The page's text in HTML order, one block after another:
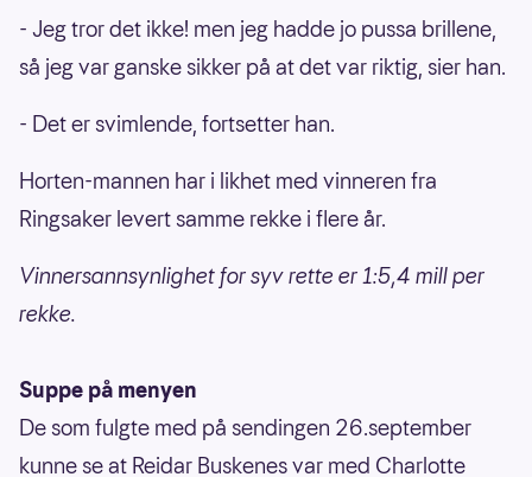
- Jeg tror det ikke! men jeg hadde jo pussa brillene,
så jeg var ganske sikker på at det var riktig, sier han.
- Det er svimlende, fortsetter han.
Horten-mannen har i likhet med vinneren fra
Ringsaker levert samme rekke i flere år.
Vinnersannsynlighet for syv rette er 1:5,4 mill per
rekke.
Suppe på menyen
De som fulgte med på sendingen 26.september
kunne se at Reidar Buskenes var med Charlotte